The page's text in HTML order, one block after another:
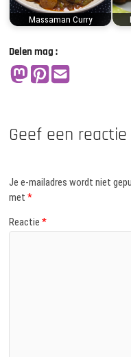
Massaman Curry
Delen mag :
Geef een reactie
Je e-mailadres wordt niet
met*
Reactie*